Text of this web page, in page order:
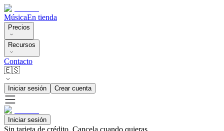
MúsicaEn tienda
Precios
Recursos
Contacto
🇪🇸
Iniciar sesión Crear cuenta
Iniciar sesión
Sin tarjeta de crédito. Cancela cuando quieras.